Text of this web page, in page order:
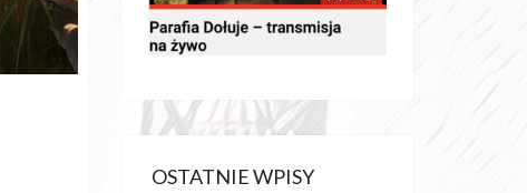
OSTATNIE WPISY